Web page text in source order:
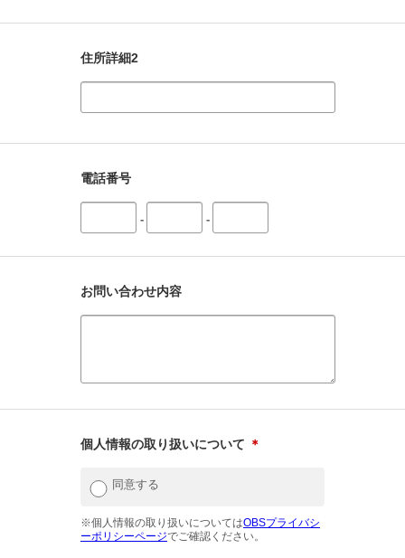
住所詳細2
電話番号
- -
お問い合わせ内容
個人情報の取り扱いについて ＊
同意する
※個人情報の取り扱いについてはOBSプライバシ
ーポリシーページでご確認ください。